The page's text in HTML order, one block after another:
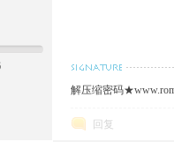
解压缩密码
回复